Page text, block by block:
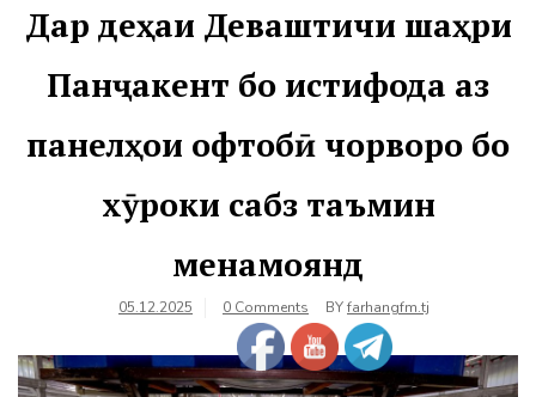
Дар деҳаи Деваштичи шаҳри
Панҷакент бо истифода аз
панелҳои офтобӣ чорворо бо
хӯроки сабз таъмин
менамоянд
05.12.2025 0 Comments BYfarhangfm.tj